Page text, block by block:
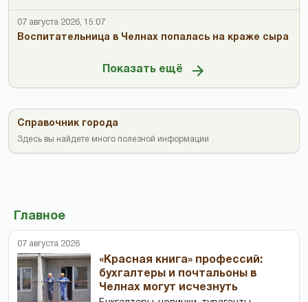
07 августа 2026, 15:07
Воспитательница в Челнах попалась на краже сыра
Показать ещё
Справочник города
Здесь вы найдете много полезной информации
Главное
07 августа 2026
«Красная книга» профессий:
бухгалтеры и почтальоны в
Челнах могут исчезнуть